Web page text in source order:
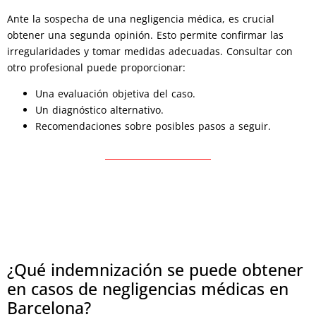
Ante la sospecha de una negligencia médica, es crucial
obtener una segunda opinión. Esto permite confirmar las
irregularidades y tomar medidas adecuadas. Consultar con
otro profesional puede proporcionar:
Una evaluación objetiva del caso.
Un diagnóstico alternativo.
Recomendaciones sobre posibles pasos a seguir.
¿Qué indemnización se puede obtener
en casos de negligencias médicas en
Barcelona?